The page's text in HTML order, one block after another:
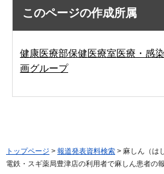
このページの作成所属
健康医療部保健医療室医療・感
画グループ
トップページ > 報道発表資料検索 > 麻しん（は
電鉄・スギ薬局豊津店の利用者で麻しん患者の